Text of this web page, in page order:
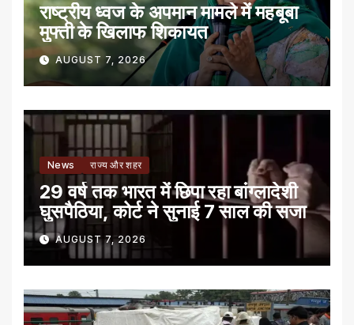
राष्ट्रीय ध्वज के अपमान मामले में महबूबा
मुफ्ती के खिलाफ शिकायत
AUGUST 7, 2026
News राज्य और शहर
29 वर्ष तक भारत में छिपा रहा बांग्लादेशी
घुसपैठिया, कोर्ट ने सुनाई 7 साल की सजा
AUGUST 7, 2026